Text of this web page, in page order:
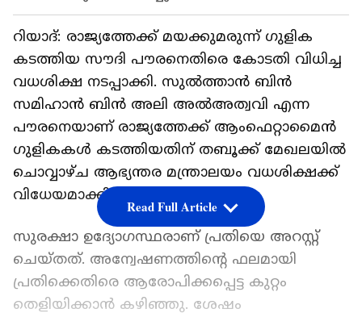
റിയാദ്: രാജ്യത്തേക്ക് മയക്കുമരുന്ന് ഗുളിക
കടത്തിയ സൗദി പൗരനെതിരെ കോടതി വിധിച്ച
വധശിക്ഷ നടപ്പാക്കി. സുൽത്താൻ ബിൻ
സമിഹാൻ ബിൻ അലി അൽഅത്വവി എന്ന
പൗരനെയാണ് രാജ്യത്തേക്ക് ആംഫെറ്റാമൈൻ
ഗുളികകൾ കടത്തിയതിന് തബൂക്ക് മേഖലയിൽ
ചൊവ്വാഴ്‌ച ആഭ്യന്തര മന്ത്രാലയം വധശിക്ഷക്ക്
വിധേയമാക്കിയത്.
സുരക്ഷാ ഉദ്യോഗസ്ഥരാണ് പ്രതിയെ അറസ്റ്റ്
ചെയ്തത്. അന്വേഷണത്തിന്‍റെ ഫലമായി
പ്രതിക്കെതിരെ ആരോപിക്കപ്പെട്ട കുറ്റം
തെളിയിക്കാൻ കഴിഞ്ഞു. ശേഷം
Read Full Article